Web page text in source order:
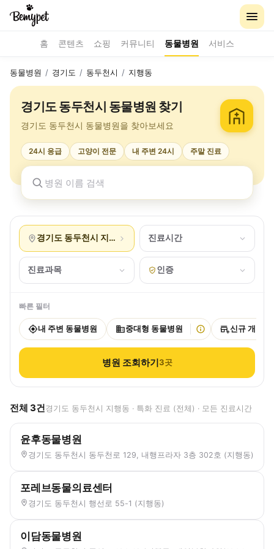
홈 콘텐츠 쇼핑 커뮤니티 동물병원 서비스
동물병원 / 경기도 / 동두천시 / 지행동
경기도 동두천시 동물병원 찾기
경기도 동두천시 동물병원을 찾아보세요
24시 응급 고양이 전문 내 주변 24시 주말 진료
경기도 동두천시 지행동 진료시간
진료과목 인증
빠른 필터
내 주변 동물병원 중대형 동물병원 신규 개원
병원 조회하기3곳
전체 3건경기도 동두천시 지행동 · 특화 진료 (전체) · 모든 진료시간
윤후동물병원
경기도 동두천시 동두천로 129, 내행프라자 3층 302호 (지행동)
포레브동물의료센터
경기도 동두천시 행선로 55-1 (지행동)
이담동물병원